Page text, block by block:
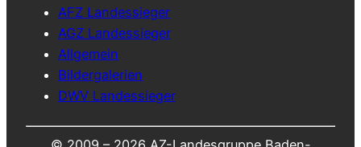
AFZ Landessieger
AGZ Landessieger
Allgemein
Bildergalerien
DWV Landessieger